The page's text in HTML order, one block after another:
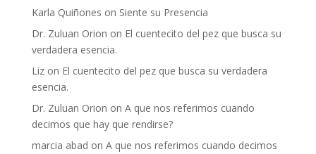
Karla Quiñones on Siente su Presencia
Dr. Zuluan Orion on El cuentecito del pez que busca su
verdadera esencia.
Lizon El cuentecito del pez que busca su verdadera
esencia.
Dr. Zuluan Orion on A que nos referimos cuando
decimos que hay que rendirse?
marcia abad on A que nos referimos cuando decimos